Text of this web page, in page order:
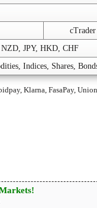
cTrader
JPY, HKD, CHF
Indices, Shares,
Klarna, FasaPay,